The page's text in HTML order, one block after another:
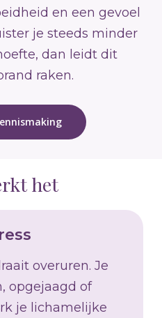
en een gevoel
je steeds minder
dan leidt dit
raken.
het
overuren. Je
opgejaagd of
je lichamelijke